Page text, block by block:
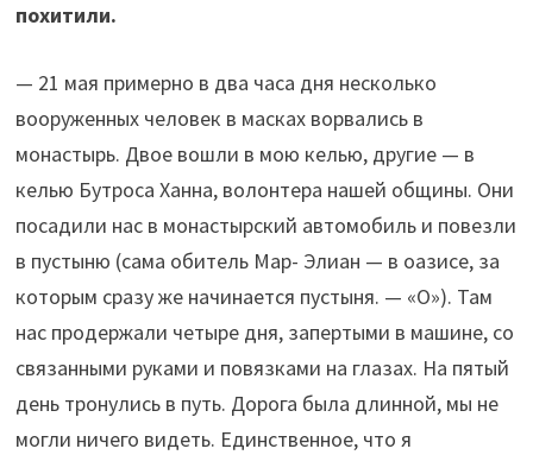
похитили.
— 21 мая примерно в два часа дня несколько
вооруженных человек в масках ворвались в
монастырь. Двое вошли в мою келью, другие — в
келью Бутроса Ханна, волонтера нашей общины. Они
посадили нас в монастырский автомобиль и повезли
в пустыню (сама обитель Мар- Элиан — в оазисе, за
которым сразу же начинается пустыня. — «О»). Там
нас продержали четыре дня, запертыми в машине, со
связанными руками и повязками на глазах. На пятый
день тронулись в путь. Дорога была длинной, мы не
могли ничего видеть. Единственное, что я